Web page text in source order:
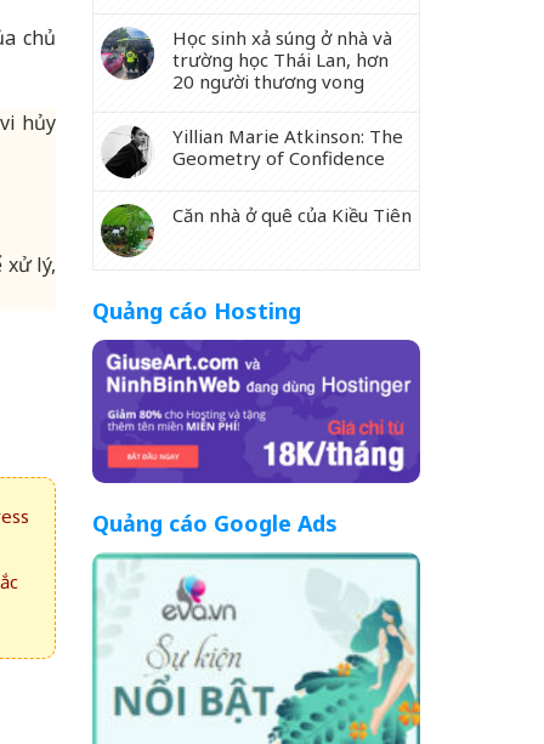
chủ
hủy
xử lý,
Học sinh xả súng ở nhà và
trường học Thái Lan, hơn
20 người thương vong
Yillian Marie Atkinson: The
Geometry of Confidence
Căn nhà ở quê của Kiều Tiên
Quảng cáo Hosting
Quảng cáo Google Ads